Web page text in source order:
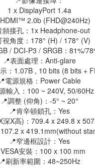
1 x DisplayPort 1.4a
2.0b (FHD@240Hz)
頻接孔：1x Headphone-out
視角度：178° (H) / 178° (V)
/ DCI-P3 / SRGB：81%/
📍表面處理：Anti-glare
：1.07B , 10 bits (8 bits +
📍電源規格：Power Cable
輸入：100 ~ 240V, 50/60Hz
📍調整 (仰角)：-5° ~ 20°
📍肯辛頓鎖孔：Yes
深X高)：709.4 x 249.8 x
x 419.1mm(without
📍窄邊框設計：Yes
安裝：100 x 100 mm
📍刷新率範圍：48~250Hz